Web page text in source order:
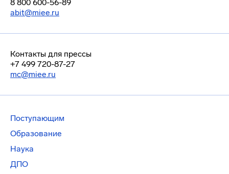
8 800 600-56-89
abit@miee.ru
Контакты для прессы
+7 499 720-87-27
mc@miee.ru
Поступающим
Образование
Наука
ДПО